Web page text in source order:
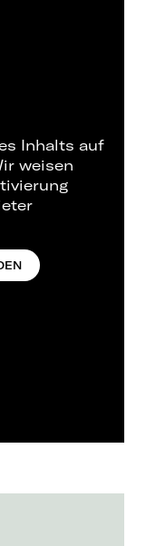
Inhalts auf
weisen